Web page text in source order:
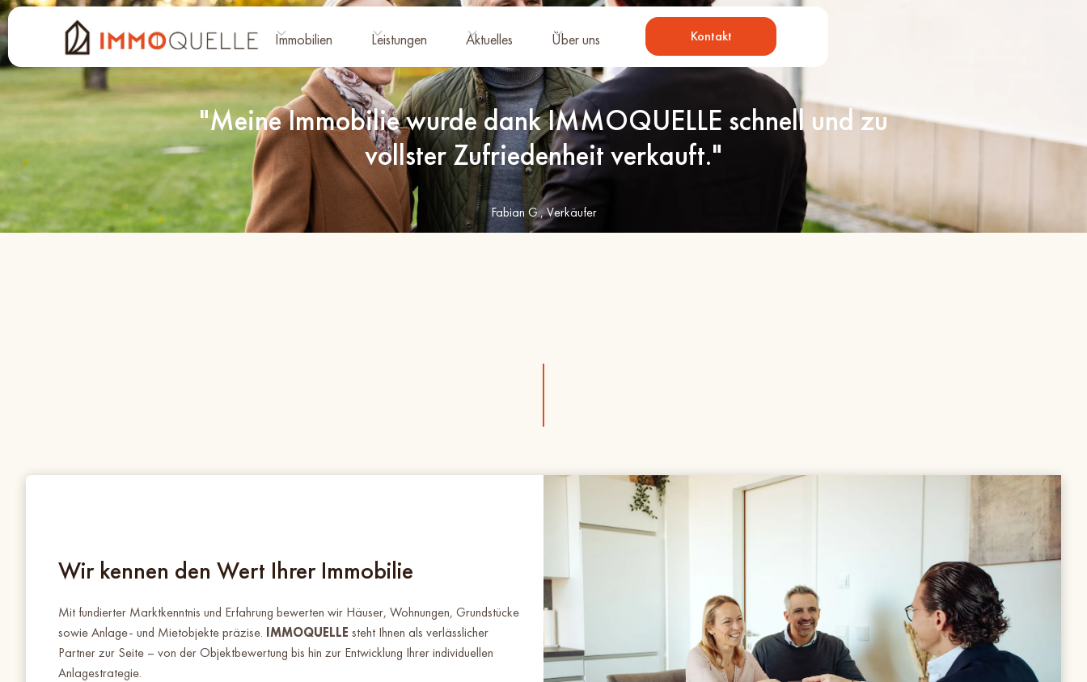
Immobilien Leistungen Aktuelles Über uns Kontakt
"Meine Immobilie wurde dank IMMOQUELLE schnell und zu
vollster Zufriedenheit verkauft."
Fabian G., Verkäufer
Wir kennen den Wert Ihrer Immobilie
Mit fundierter Marktkenntnis und Erfahrung bewerten wir Häuser, Wohnungen, Grundstücke
sowie Anlage- und Mietobjekte präzise. IMMOQUELLE steht Ihnen als verlässlicher
Partner zur Seite – von der Objektbewertung bis hin zur Entwicklung Ihrer individuellen
Anlagestrategie.